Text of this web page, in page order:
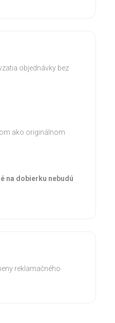
objednávky bez
ako originálnom
na dobierku nebudú
reklamačného